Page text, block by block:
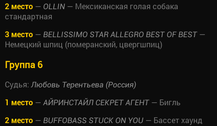
2 место — OLLIN — Мексиканская голая собака
стандартная
3 место — BELLISSIMO STAR ALLEGRO BEST OF BEST—
Немецкий шпиц (померанский, цвергшпиц)
Группа 6
Судья: Любовь Терентьева (Россия)
1 место — АЙРИНСТАЙЛ СЕКРЕТ АГЕНТ— Бигль
2 место — BUFFOBASS STUCK ON YOU — Бассет хаунд